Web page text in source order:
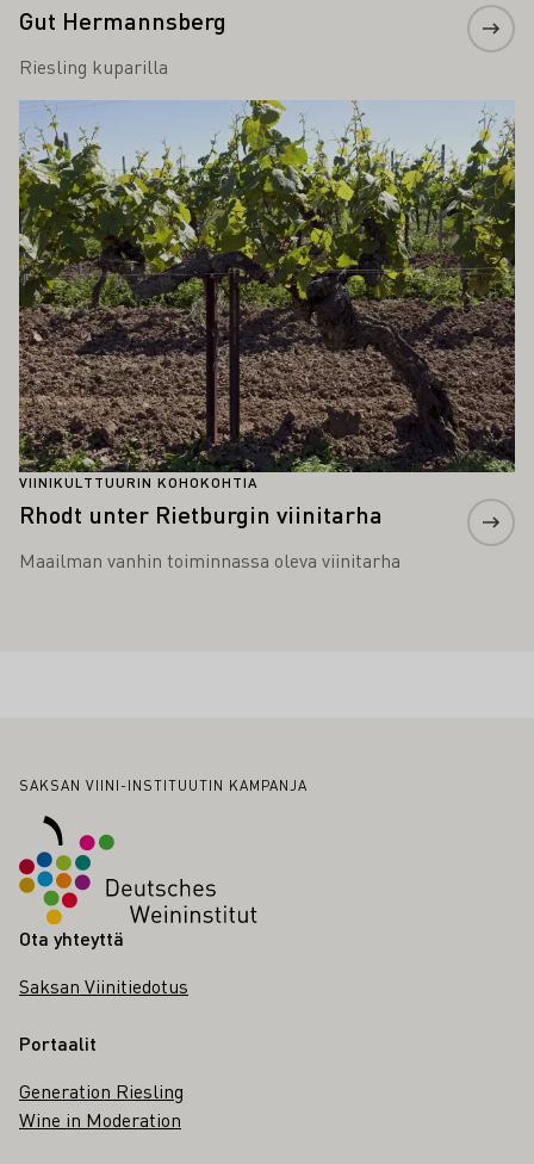
Gut Hermannsberg
Riesling kuparilla
VIINIKULTTUURIN KOHOKOHTIA
Rhodt unter Rietburgin viinitarha
Maailman vanhin toiminnassa oleva viinitarha
Lue lisää
Alatunniste
SAKSAN VIINI-INSTITUUTIN KAMPANJA
Ota yhteyttä
Saksan Viinitiedotus
Portaalit
Generation Riesling
Wine in Moderation